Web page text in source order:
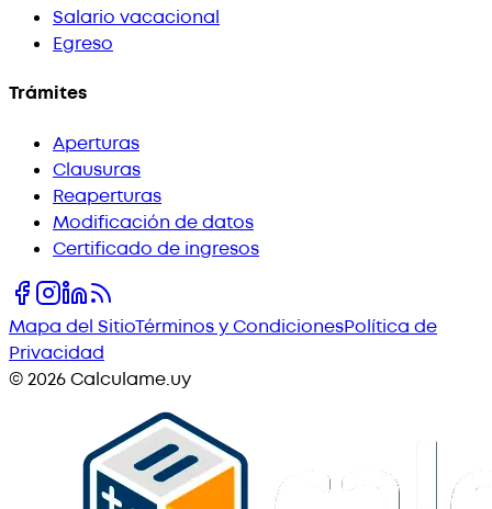
Salario vacacional
Egreso
Trámites
Aperturas
Clausuras
Reaperturas
Modificación de datos
Certificado de ingresos
Mapa del SitioTérminos y CondicionesPolítica de
Privacidad
©2026Calculame.uy